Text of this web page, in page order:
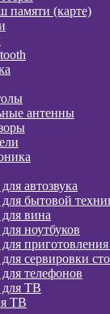
памяти (карте)
антенны
автозвука
бытовой
вина
ноутбуков
сервировки
телефонов
для ТВ
ТВ